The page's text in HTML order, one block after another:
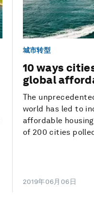
城市转型
10 ways
global
The
world has led to
affordable
of 200 cities
2019年06月06日